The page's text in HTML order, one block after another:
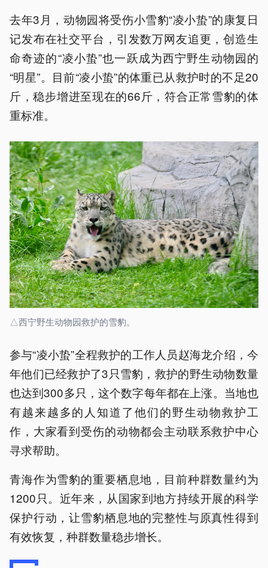
去年3月，动物园将受伤小雪豹“凌小蛰”的康复日
记发布在社交平台，引发数万网友追更，创造生
命奇迹的“凌小蛰”也一跃成为西宁野生动物园的
“明星”。目前“凌小蛰”的体重已从救护时的不足20
斤，稳步增进至现在的66斤，符合正常雪豹的体
重标准。
△西宁野生动物园救护的雪豹。
参与“凌小蛰”全程救护的工作人员赵海龙介绍，今
年他们已经救护了3只雪豹，救护的野生动物数量
也达到300多只，这个数字每年都在上涨。当地也
有越来越多的人知道了他们的野生动物救护工
作，大家看到受伤的动物都会主动联系救护中心
寻求帮助。
青海作为雪豹的重要栖息地，目前种群数量约为
1200只。近年来，从国家到地方持续开展的科学
保护行动，让雪豹栖息地的完整性与原真性得到
有效恢复，种群数量稳步增长。